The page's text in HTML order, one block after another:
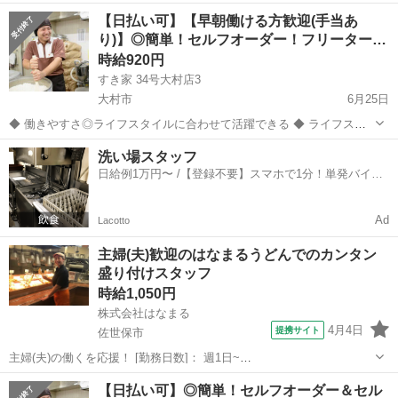
です。 ★こちらの求人情報は、ジモティーが事前に審査を行っており
ます。 ぎゅう丸のホールスタッフ！未経験歓迎！バイト・パートデビ
ューにもおすすめ◎ 絶品...
長崎 東彼杵郡 ホールスタッフ スタッフ
【日払い可】【早朝働ける方歓迎(手当あ
り)】◎簡単！セルフオーダー！フリーター…
時給920円
すき家 34号大村店3
大村市
6月25日
◆ 働きやすさ◎ライフスタイルに合わせて活躍できる ◆ ライフスタ
イルに合わせて働く時間を自由に選べます。 シフトはお気軽にご相談
ください☆ あなたの希望する時間帯で無理なく働けますよ。 ◆すき家
スタッフ募集◆ 【...
長崎 大村市 ホールスタッフ
洗い場スタッフ
日給例1万円〜 /【登録不要】スマホで1分！単発バイト
Lacotto Ad
主婦(夫)歓迎のはなまるうどんでのカンタン
盛り付けスタッフ
時給1,050円
株式会社はなまる
佐世保市
提携サイト 4月4日
主婦(夫)の働くを応援！ [勤務日数]： 週1日~
10:00~13:00/11:00~14:00/12:00~15:00/10:00~14:00/10:00~15:00 月/
火/水/木/金/土/日 などから選べます [...
長崎 佐世保市 ホールスタッフ
【日払い可】◎簡単！セルフオーダー＆セル